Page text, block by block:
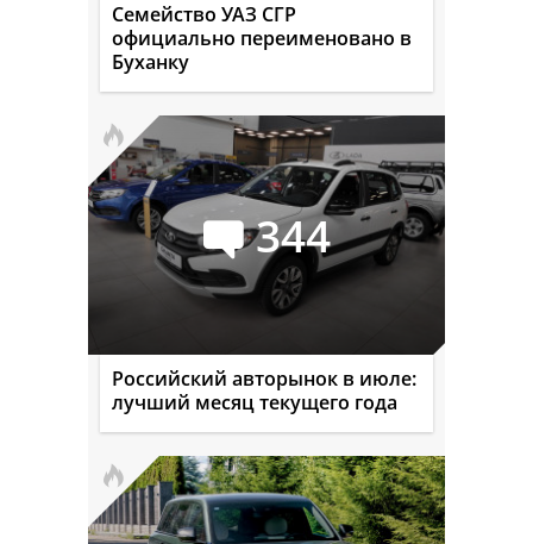
Семейство УАЗ СГР
официально переименовано в
Буханку
344
Российский авторынок в июле:
лучший месяц текущего года